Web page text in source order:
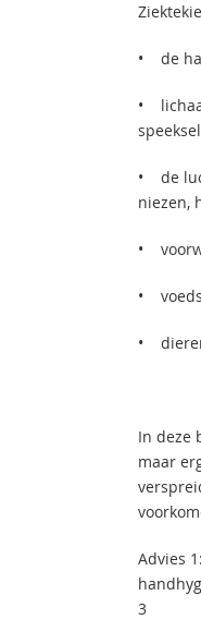
• de
•
• de
niezen,
•
•
•
In deze
maar
Advies 1:
3